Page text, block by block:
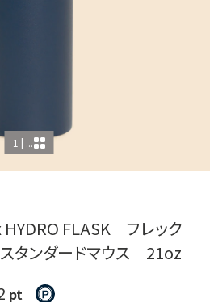
1 | ...
FLASK フレック
タンダードマウス 21oz
pt